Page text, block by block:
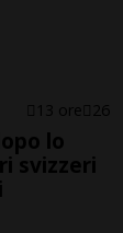
13 ore 26
lo
svizzeri